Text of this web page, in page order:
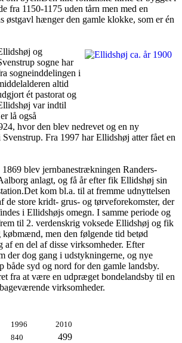
fra 1150-1175 uden tårn men med en
østgavl hænger den gamle klokke, som er én
og
sogne har
sogneinddelingen i
altid
ét pastorat og
var indtil
lå også
hvor den blev nedrevet og en ny
Fra 1997 har Ellidshøj atter fået en
1869 blev jernbanestrækningen Randers-
anlagt, og få år efter fik Ellidshøj sin
kom bl.a. til at fremme udnyttelsen
de store kridt- grus- og tørveforekomster, der
i Ellidshøjs omegn. I samme periode og
til 2. verdenskrig voksede Ellidshøj og fik
men den følgende tid betød
en del af disse virksomheder. Efter
der dog gang i udstykningerne, og nye
både syd og nord for den gamle landsby.
fra at være en udpræget bondelandsby til en
virksomheder.
1996
2010
840 499